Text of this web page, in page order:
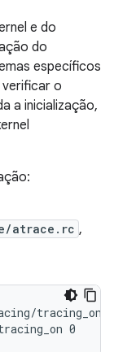
e do
do
específicos
o
a inicialização,
atrace.rc ,
tracing_on 0
0